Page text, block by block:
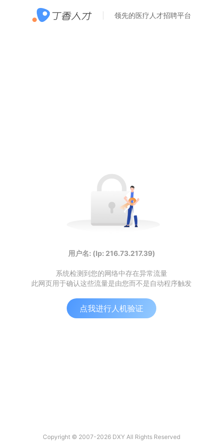
领先的医疗人才招聘平台
用户名: (Ip: 216.73.217.39)
系统检测到您的网络中存在异常流量
此网页用于确认这些流量是由您而不是自动程序触发
点我进行人机验证
Copyright © 2007-2026 DXY All Rights Reserved